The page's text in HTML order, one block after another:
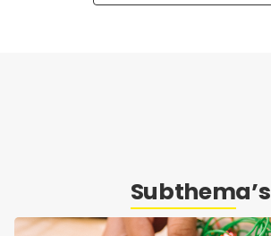
Subthema’s